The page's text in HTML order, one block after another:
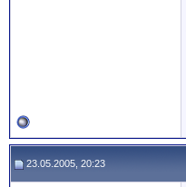
23.05.2005, 20:23